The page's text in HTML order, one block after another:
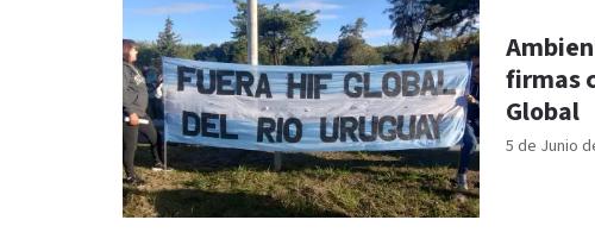
5 de Junio
firmas
Global